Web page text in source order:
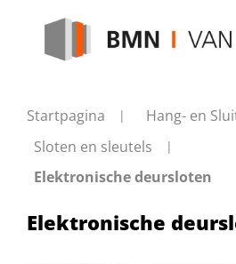
Startpagina
Hang- en
Sloten en sleutels
Elektronische deursloten
Elektronische